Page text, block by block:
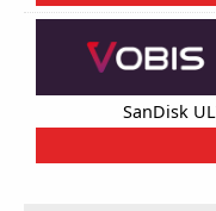
SanDisk